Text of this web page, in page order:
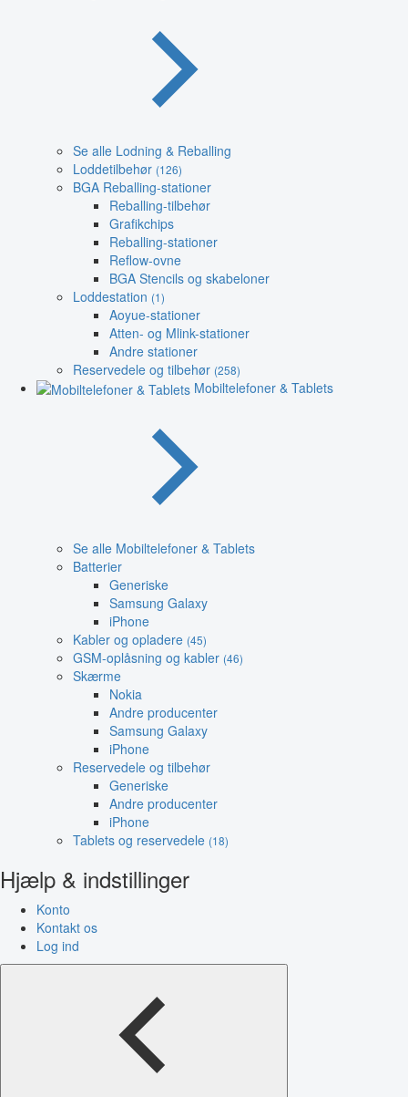
Se alle Lodning & Reballing
Loddetilbehør (126)
BGA Reballing-stationer
Reballing-tilbehør
Grafikchips
Reballing-stationer
Reflow-ovne
BGA Stencils og skabeloner
Loddestation (1)
Aoyue-stationer
Atten- og Mlink-stationer
Andre stationer
Reservedele og tilbehør (258)
Mobiltelefoner & Tablets
Se alle Mobiltelefoner & Tablets
Batterier
Generiske
Samsung Galaxy
iPhone
Kabler og opladere (45)
GSM-oplåsning og kabler (46)
Skærme
Nokia
Andre producenter
Samsung Galaxy
iPhone
Reservedele og tilbehør
Generiske
Andre producenter
iPhone
Tablets og reservedele (18)
Hjælp & indstillinger
Konto
Kontakt os
Log ind